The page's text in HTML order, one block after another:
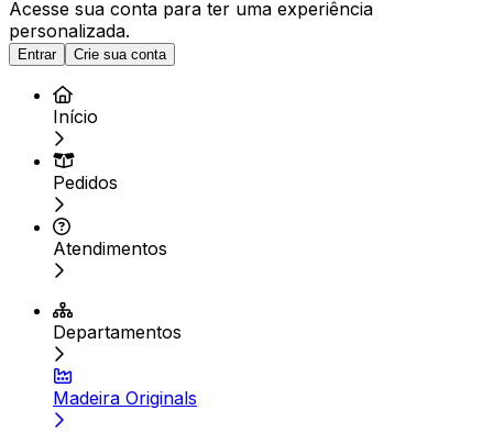
Acesse sua conta para ter uma experiência
personalizada.
Entrar Crie sua conta
Início
Pedidos
Atendimentos
Departamentos
Madeira Originals